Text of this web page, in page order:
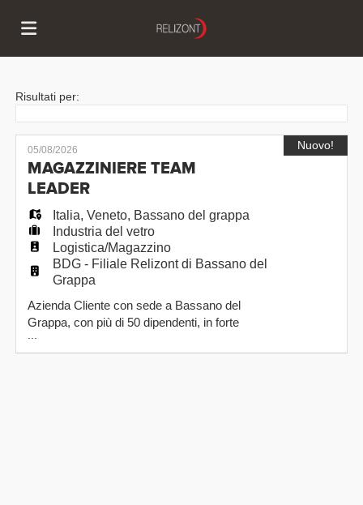
Offerte
di
lavoro
Carica
il
CV
Login
Lingua
Risultati per:
05/08/2026
MAGAZZINIERE TEAM
LEADER
Italia, Veneto, Bassano del grappa
Industria del vetro
Logistica/Magazzino
BDG - Filiale Relizont di Bassano del
Grappa
Azienda Cliente con sede a Bassano del
Grappa, con più di 50 dipendenti, in forte
sviluppo, operante nel settore dei prefabbricati
metallici, ci ha affidato l'incarico di individuare
Nuovo!